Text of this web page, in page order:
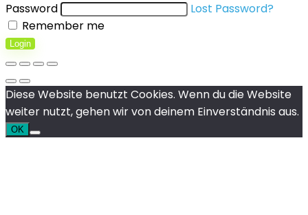
Password
Lost Password?
Remember me
Login
Diese Website benutzt Cookies. Wenn du die Website
weiter nutzt, gehen wir von deinem Einverständnis aus.
OK